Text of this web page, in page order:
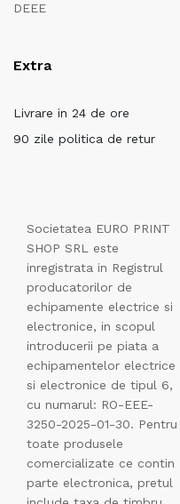
DEEE
Extra
Livrare in 24 de ore
90 zile politica de retur
Societatea EURO PRINT
SHOP SRL este
inregistrata in Registrul
producatorilor de
echipamente electrice si
electronice, in scopul
introducerii pe piata a
echipamentelor electrice
si electronice de tipul 6,
cu numarul: RO-EEE-
3250-2025-01-30. Pentru
toate produsele
comercializate ce contin
parte electronica, pretul